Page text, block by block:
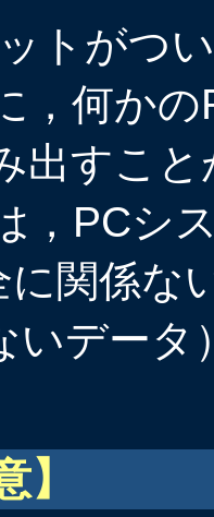
トがつ
，何か
出すこ
，PCシ
に関係な
いデータ
】